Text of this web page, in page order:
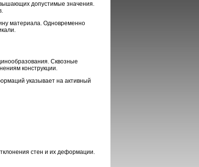
допустимые значения.
материала. Одновременно
Сквозные
конструкции.
указывает на активный
стен и их деформации.